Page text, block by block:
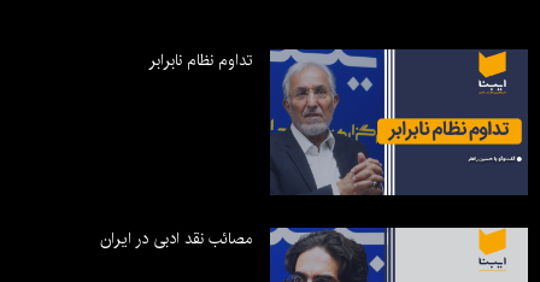
تداوم نظام نابرابر
مصائب نقد ادبی در ایران